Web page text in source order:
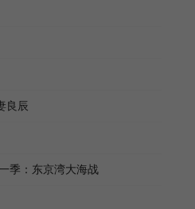
良辰
季：东京湾大海战